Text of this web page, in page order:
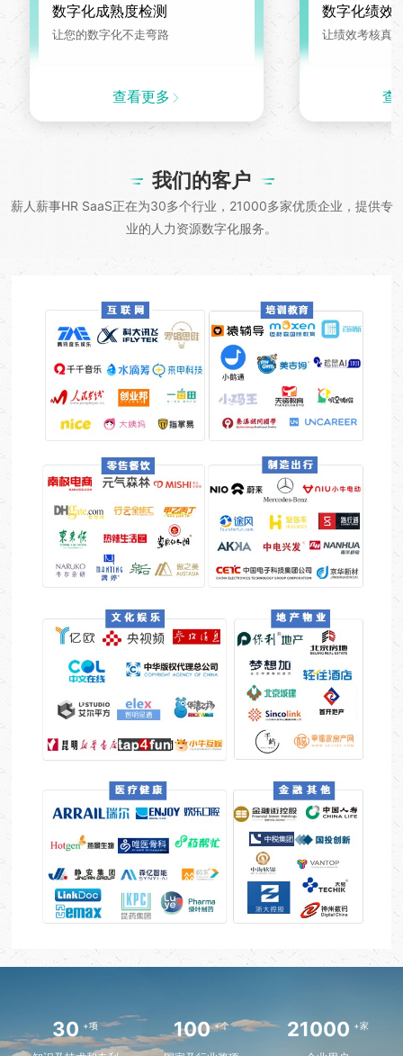
数字化成熟度检测
让您的数字化不走弯路
查看更多
数字化绩效
让绩效考核真
查
我们的客户
薪人薪事HR SaaS正在为30多个行业，21000多家优质企业，提供专
业的人力资源数字化服务。
30 +项 100 +个 21000 +家